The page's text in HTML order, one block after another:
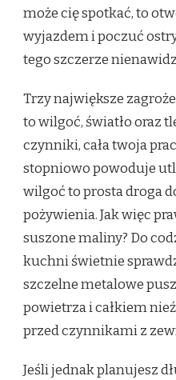
może cię spotkać, to
wyjazdem i poczuć
tego szczerze
Trzy największe
to wilgoć, światło oraz
czynniki, cała twoja
stopniowo powoduje
wilgoć to prosta droga
pożywienia. Jak więc
suszone maliny? Do
kuchni świetnie
szczelne metalowe
powietrza i całkiem
przed czynnikami z
Jeśli jednak planujesz